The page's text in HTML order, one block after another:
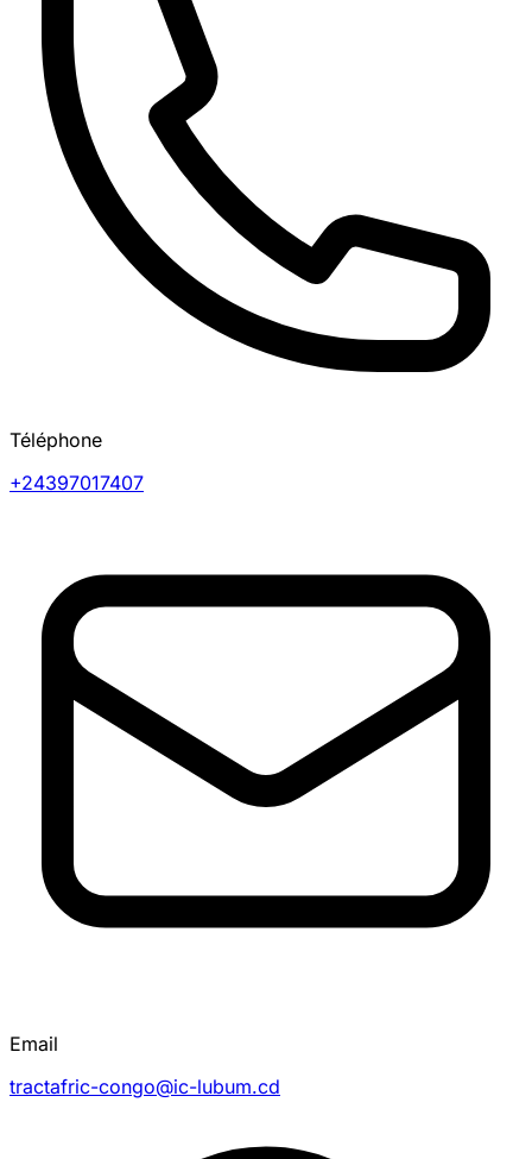
Téléphone
+24397017407
Email
tractafric-congo@ic-lubum.cd